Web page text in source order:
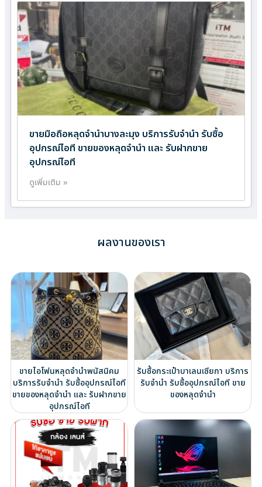
ขายมือถือหลุดจำนำบางละมุง บริการรับจำนำ รับซื้อ
อุปกรณ์ไอที ขายของหลุดจำนำ และ รับฝากขาย
อุปกรณ์ไอที
ดูเพิ่มเติม »
ผลงานของเรา
ขายไอโฟนหลุดจำนำพนัสนิคม
บริการรับจำนำ รับซื้ออุปกรณ์ไอที
ขายของหลุดจำนำ และ รับฝากขาย
อุปกรณ์ไอที
รับซื้อกระเป๋าบาเลนเซียกา บริการ
รับจำนำ รับซื้ออุปกรณ์ไอที ขาย
ของหลุดจำนำ